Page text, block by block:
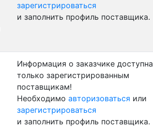
зарегистрироваться
и заполнить профиль поставщика.
Информация о заказчике доступна
только зарегистрированным
поставщикам!
Необходимо авторизоваться или
зарегистрироваться
и заполнить профиль поставщика.